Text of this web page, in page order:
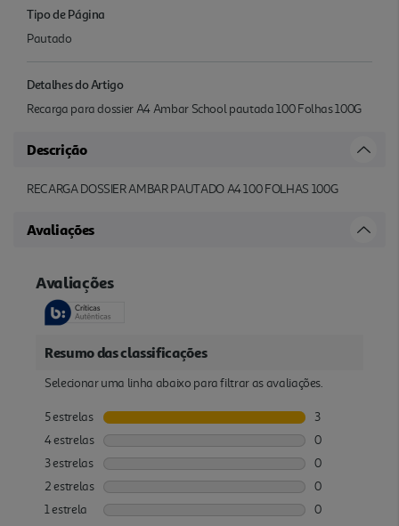
Tipo de Página
Pautado
Detalhes do Artigo
Recarga para dossier A4 Ambar School pautada 100 Folhas 100G
Descrição
RECARGA DOSSIER AMBAR PAUTADO A4 100 FOLHAS 100G
Avaliações